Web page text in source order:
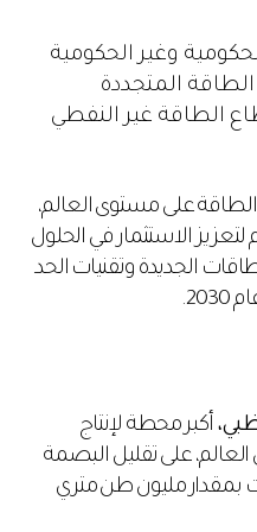
وغير الحكومية
المتجددة
الطاقة غير النفطي
الطاقة على مستوى العالم،
درهم لتعزيز الاستثمار في الحلول
الجديدة وتقنيات الحد
أكبر محطة لإنتاج
على تقليل البصمة
بمقدار مليون طن متري